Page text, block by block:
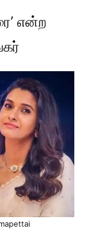
என்ற